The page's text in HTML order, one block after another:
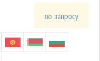
по запросу